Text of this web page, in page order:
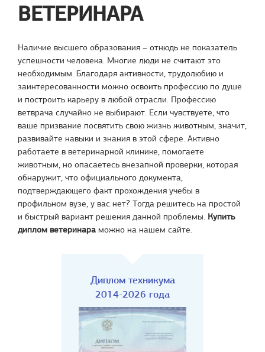
ВЕТЕРИНАРА
Наличие высшего образования – отнюдь не показатель
успешности человека. Многие люди не считают это
необходимым. Благодаря активности, трудолюбию и
заинтересованности можно освоить профессию по душе
и построить карьеру в любой отрасли. Профессию
ветврача случайно не выбирают. Если чувствуете, что
ваше призвание посвятить свою жизнь животным, значит,
развивайте навыки и знания в этой сфере. Активно
работаете в ветеринарной клинике, помогаете
животным, но опасаетесь внезапной проверки, которая
обнаружит, что официального документа,
подтверждающего факт прохождения учебы в
профильном вузе, у вас нет? Тогда решитесь на простой
и быстрый вариант решения данной проблемы. Купить
диплом ветеринара можно на нашем сайте.
Диплом техникума
2014-2026 года